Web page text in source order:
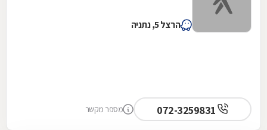
הרצל 5, נתניה
מספר מקשר